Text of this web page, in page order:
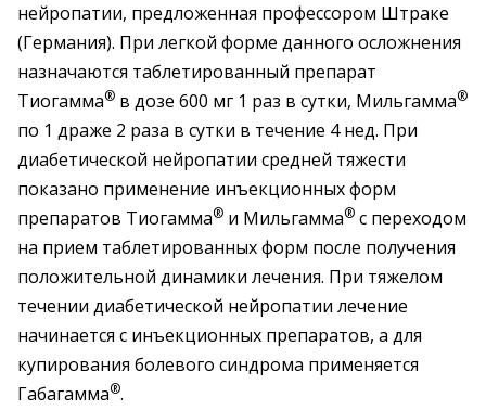
нейропатии, предложенная профессором Штраке
(Германия). При легкой форме данного осложнения
назначаются таблетированный препарат
Тиогамма® в дозе 600 мг 1 раз в сутки, Мильгамма®
по 1 драже 2 раза в сутки в течение 4 нед. При
диабетической нейропатии средней тяжести
показано применение инъекционных форм
препаратов Тиогамма® и Мильгамма® с переходом
на прием таблетированных форм после получения
положительной динамики лечения. При тяжелом
течении диабетической нейропатии лечение
начинается с инъекционных препаратов, а для
купирования болевого синдрома применяется
Габагамма®.